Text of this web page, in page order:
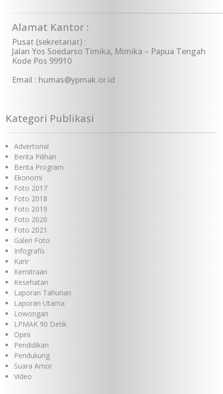
Alamat Kantor :
Pusat (sekretariat) :
Jalan Yos Soedarso Timika, Mimika – Papua Tengah
Kode Pos 99910
Email : humas@ypmak.or.id
Kategori Publikasi
Advertorial
Berita Pilihan
Berita Program
Ekonomi
Foto 2017
Foto 2018
Foto 2019
Foto 2020
Foto 2021
Galeri Foto
Infografis
Karir
Kemitraan
Kesehatan
Laporan Tahunan
Laporan Utama
Lowongan
LPMAK 90 Detik
Opini
Pendidikan
Pendukung
Suara Amor
Video